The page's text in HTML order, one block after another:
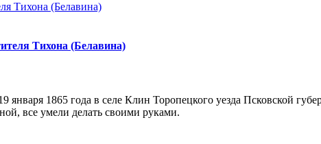
Тихона (Белавина)
1865 го­да в се­ле Клин То­ро­пец­ко­го уез­да Псков­ской
все уме­ли де­лать сво­и­ми ру­ка­ми.